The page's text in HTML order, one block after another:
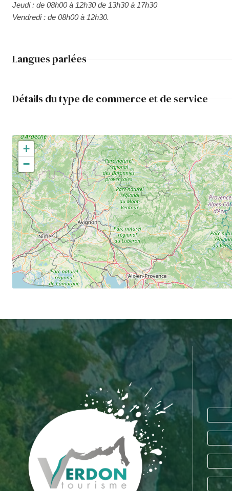
Jeudi : de 08h00 à 12h30 de 13h30 à 17h30
Vendredi : de 08h00 à 12h30.
Langues parlées
Détails du type de commerce et de service
+
−